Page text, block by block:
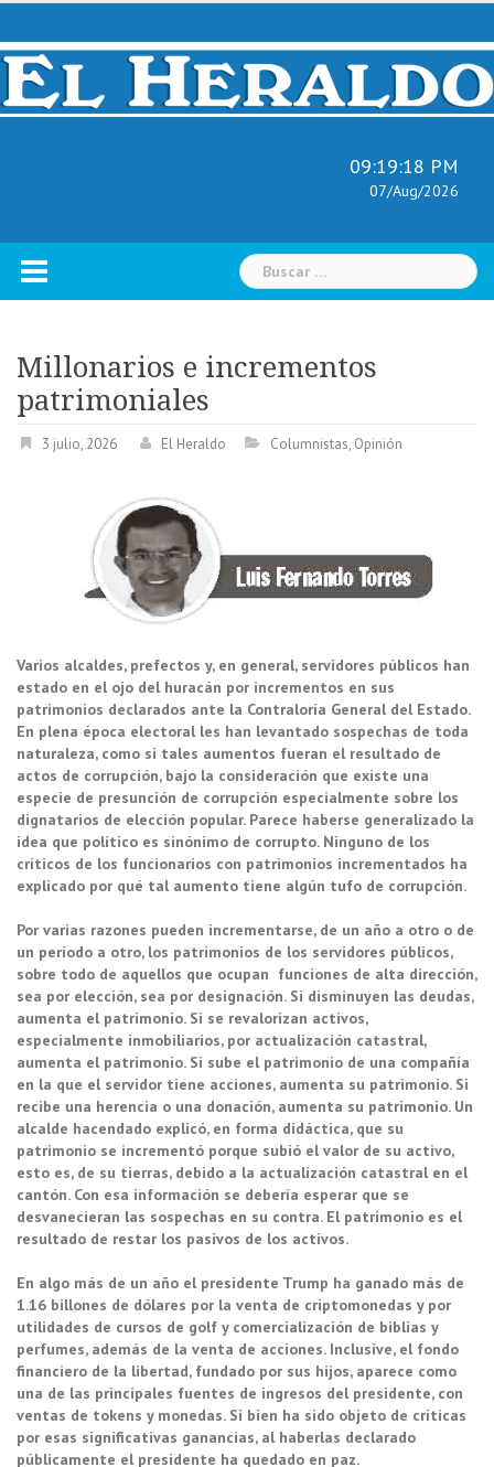
Skip
content
09:19:19 PM
07/Aug/2026
Buscar:
Millonarios e incrementos
patrimoniales
3 julio, 2026 El Heraldo Columnistas, Opinión
Varios alcaldes, prefectos y, en general, servidores públicos han
estado en el ojo del huracán por incrementos en sus
patrimonios declarados ante la Contraloría General del Estado.
En plena época electoral les han levantado sospechas de toda
naturaleza, como si tales aumentos fueran el resultado de
actos de corrupción, bajo la consideración que existe una
especie de presunción de corrupción especialmente sobre los
dignatarios de elección popular. Parece haberse generalizado la
idea que político es sinónimo de corrupto. Ninguno de los
críticos de los funcionarios con patrimonios incrementados ha
explicado por qué tal aumento tiene algún tufo de corrupción.
Por varias razones pueden incrementarse, de un año a otro o de
un período a otro, los patrimonios de los servidores públicos,
sobre todo de aquellos que ocupan funciones de alta dirección,
sea por elección, sea por designación. Si disminuyen las deudas,
aumenta el patrimonio. Si se revalorizan activos,
especialmente inmobiliarios, por actualización catastral,
aumenta el patrimonio. Si sube el patrimonio de una compañía
en la que el servidor tiene acciones, aumenta su patrimonio. Si
recibe una herencia o una donación, aumenta su patrimonio. Un
alcalde hacendado explicó, en forma didáctica, que su
patrimonio se incrementó porque subió el valor de su activo,
esto es, de su tierras, debido a la actualización catastral en el
cantón. Con esa información se debería esperar que se
desvanecieran las sospechas en su contra. El patrimonio es el
resultado de restar los pasivos de los activos.
En algo más de un año el presidente Trump ha ganado más de
1.16 billones de dólares por la venta de criptomonedas y por
utilidades de cursos de golf y comercialización de biblias y
perfumes, además de la venta de acciones. Inclusive, el fondo
financiero de la libertad, fundado por sus hijos, aparece como
una de las principales fuentes de ingresos del presidente, con
ventas de tokens y monedas. Si bien ha sido objeto de críticas
por esas significativas ganancias, al haberlas declarado
públicamente el presidente ha quedado en paz.